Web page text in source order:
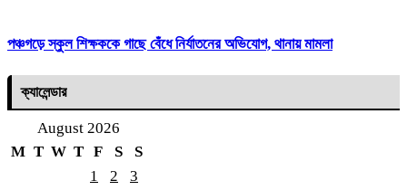
পঞ্চগড়ে স্কুল শিক্ষককে গাছে বেঁধে নির্যাতনের অভিযোগ, থানায় মামলা
ক্যালেন্ডার
August 2026
M T W T F S
S
1
2
3